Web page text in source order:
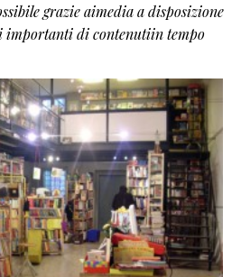
grazie aimedia a disposizione
importanti di contenutiin tempo